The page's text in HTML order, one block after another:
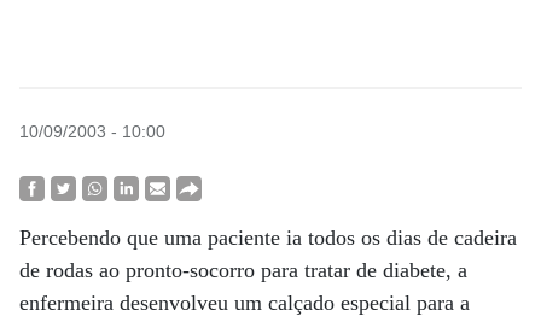
10/09/2003 - 10:00
Percebendo que uma paciente ia todos os dias de cadeira
de rodas ao pronto-socorro para tratar de diabete, a
enfermeira desenvolveu um calçado especial para a